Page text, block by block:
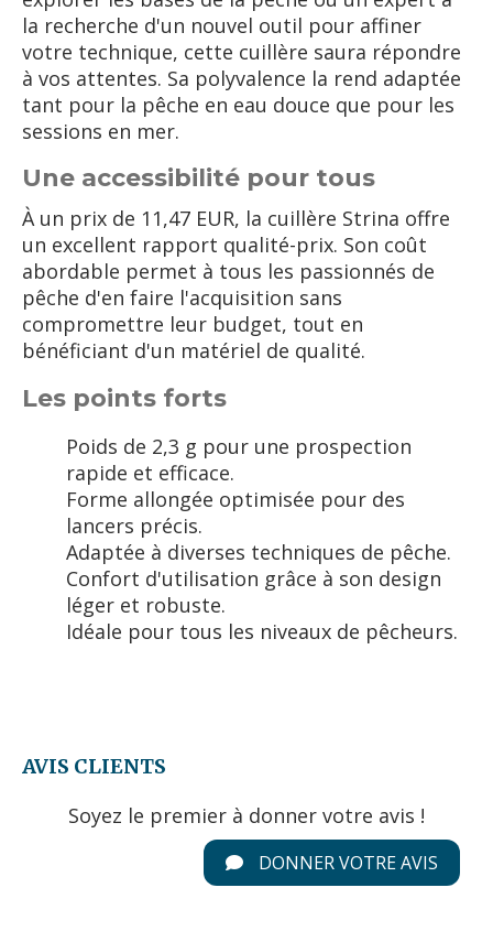
la recherche d'un nouvel outil pour affiner
votre technique, cette cuillère saura répondre
à vos attentes. Sa polyvalence la rend adaptée
tant pour la pêche en eau douce que pour les
sessions en mer.
Une accessibilité pour tous
À un prix de 11,47 EUR, la cuillère Strina offre
un excellent rapport qualité-prix. Son coût
abordable permet à tous les passionnés de
pêche d'en faire l'acquisition sans
compromettre leur budget, tout en
bénéficiant d'un matériel de qualité.
Les points forts
Poids de 2,3 g pour une prospection
rapide et efficace.
Forme allongée optimisée pour des
lancers précis.
Adaptée à diverses techniques de pêche.
Confort d'utilisation grâce à son design
léger et robuste.
Idéale pour tous les niveaux de pêcheurs.
AVIS CLIENTS
Soyez le premier à donner votre avis !
DONNER VOTRE AVIS